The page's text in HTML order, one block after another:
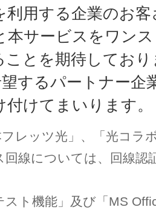
利用する企業のお
本サービスをワン
ことを期待してお
するパートナー企
けてまいります。
フレッツ光」、「光コラ
回線については、回線認
スト機能」及び「MS